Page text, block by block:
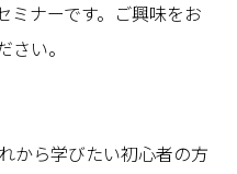
ミナーです。ご興味をお
い。
から学びたい初心者の方